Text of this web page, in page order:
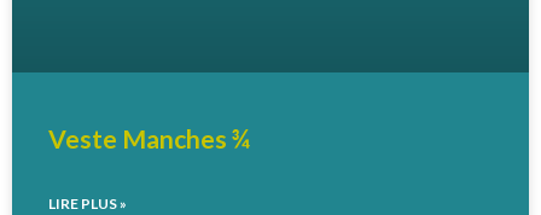
Veste Manches ¾
LIRE PLUS »